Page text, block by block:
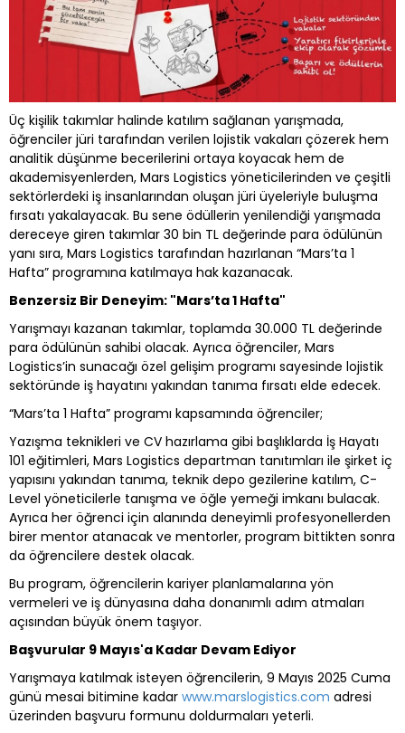
Üç kişilik takımlar halinde katılım sağlanan yarışmada,
öğrenciler jüri tarafından verilen lojistik vakaları çözerek hem
analitik düşünme becerilerini ortaya koyacak hem de
akademisyenlerden, Mars Logistics yöneticilerinden ve çeşitli
sektörlerdeki iş insanlarından oluşan jüri üyeleriyle buluşma
fırsatı yakalayacak. Bu sene ödüllerin yenilendiği yarışmada
dereceye giren takımlar 30 bin TL değerinde para ödülünün
yanı sıra, Mars Logistics tarafından hazırlanan “Mars’ta 1
Hafta” programına katılmaya hak kazanacak.
Benzersiz Bir Deneyim: "Mars’ta 1 Hafta"
Yarışmayı kazanan takımlar, toplamda 30.000 TL değerinde
para ödülünün sahibi olacak. Ayrıca öğrenciler, Mars
Logistics’in sunacağı özel gelişim programı sayesinde lojistik
sektöründe iş hayatını yakından tanıma fırsatı elde edecek.
“Mars’ta 1 Hafta” programı kapsamında öğrenciler;
Yazışma teknikleri ve CV hazırlama gibi başlıklarda İş Hayatı
101 eğitimleri, Mars Logistics departman tanıtımları ile şirket iç
yapısını yakından tanıma, teknik depo gezilerine katılım, C-
Level yöneticilerle tanışma ve öğle yemeği imkanı bulacak.
Ayrıca her öğrenci için alanında deneyimli profesyonellerden
birer mentor atanacak ve mentorler, program bittikten sonra
da öğrencilere destek olacak.
Bu program, öğrencilerin kariyer planlamalarına yön
vermeleri ve iş dünyasına daha donanımlı adım atmaları
açısından büyük önem taşıyor.
Başvurular 9 Mayıs'a Kadar Devam Ediyor
Yarışmaya katılmak isteyen öğrencilerin, 9 Mayıs 2025 Cuma
günü mesai bitimine kadar www.marslogistics.com adresi
üzerinden başvuru formunu doldurmaları yeterli.